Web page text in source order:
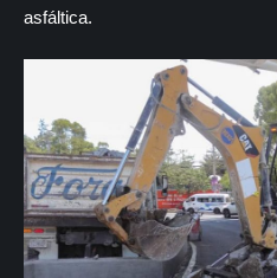
asfáltica.